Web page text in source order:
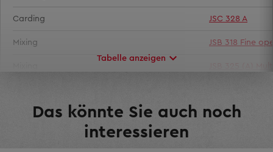
Carding JSC 328 A
Mixing JSB 318 Fine
Opening FA 100 Multi-
Tabelle anzeigen
Das könnte Sie auch noch
interessieren